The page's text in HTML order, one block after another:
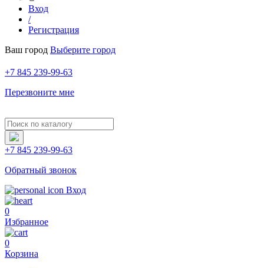
Вход
/
Регистрация
Ваш город Выберите город
+7 845 239-99-63
Перезвоните мне
+7 845 239-99-63
Обратный звонок
Вход
0
Избранное
0
Корзина